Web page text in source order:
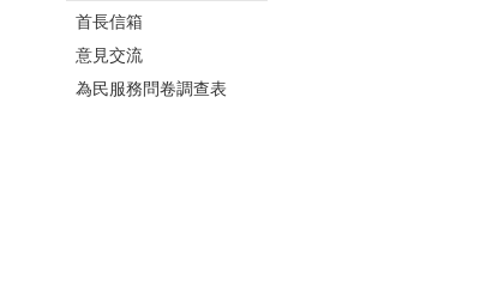
首長信箱
意見交流
為民服務問卷調查表